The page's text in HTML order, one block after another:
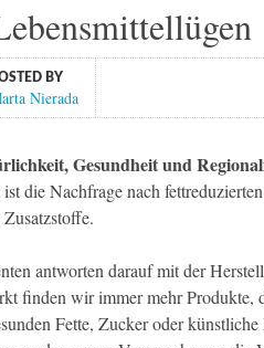
BY
Nierada
Gesundheit und
die Nachfrage nach
antworten darauf mit der
finden wir immer mehr Produkte,
Fette, Zucker oder